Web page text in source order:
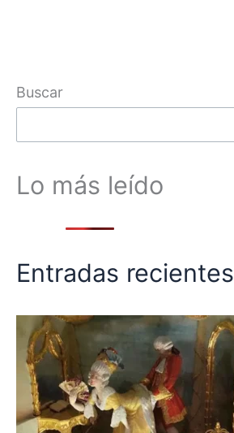
Buscar
Lo más leído
Entradas recientes